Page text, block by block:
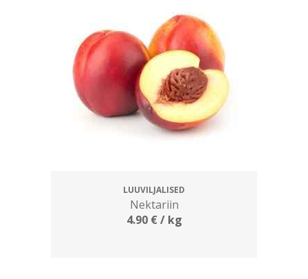
LUUVILJALISED
Nektariin
4.90 €/ kg